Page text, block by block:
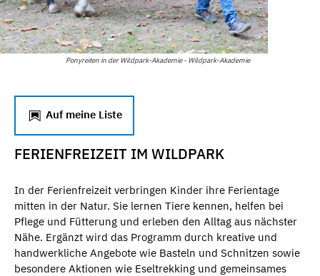
Ponyreiten in der Wildpark-Akademie - Wildpark-Akademie
Auf meine Liste
FERIENFREIZEIT IM WILDPARK
In der Ferienfreizeit verbringen Kinder ihre Ferientage
mitten in der Natur. Sie lernen Tiere kennen, helfen bei
Pflege und Fütterung und erleben den Alltag aus nächster
Nähe. Ergänzt wird das Programm durch kreative und
handwerkliche Angebote wie Basteln und Schnitzen sowie
besondere Aktionen wie Eseltrekking und gemeinsames